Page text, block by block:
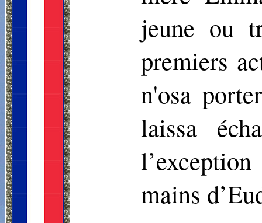
jeune ou
premiers
n'osa
laissa
mains